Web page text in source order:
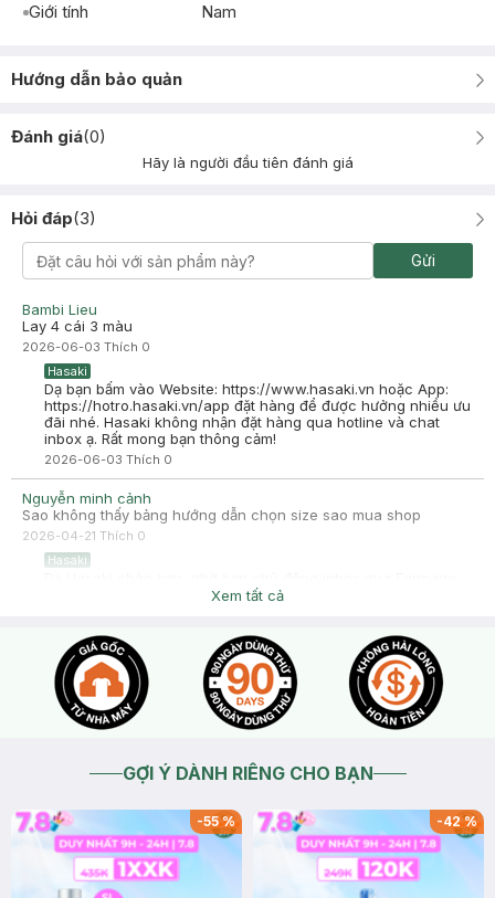
Giới tính
Nam
Hướng dẫn bảo quản
Đánh giá(0)
Hãy là người đầu tiên đánh giá
Hỏi đáp(3)
Gửi
Bambi Lieu
Lay 4 cái 3 màu
2026-06-03 Thích 0
Hasaki
Dạ bạn bấm vào Website: https://www.hasaki.vn hoặc App:
https://hotro.hasaki.vn/app đặt hàng để được hưởng nhiều ưu
đãi nhé. Hasaki không nhận đặt hàng qua hotline và chat
inbox ạ. Rất mong bạn thông cảm!
2026-06-03 Thích 0
Nguyễn minh cảnh
Sao không thấy bảng hướng dẫn chọn size sao mua shop
2026-04-21 Thích 0
Hasaki
hoặc Zalo giúp mình để Hasaki hỗ trợ bạn cụ thể hơn ạ
Xem tất cả
GỢI Ý DÀNH RIÊNG CHO BẠN
-55% -42%